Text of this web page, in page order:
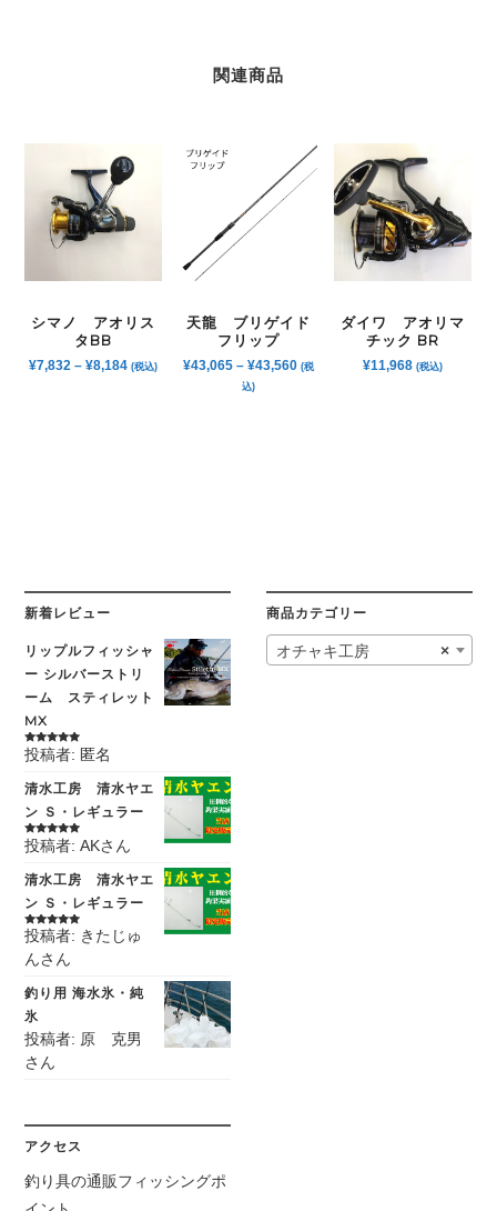
関連商品
シマノ アオリス
タBB
¥7,832 –¥8,184 (税込)
天龍 ブリゲイド
フリップ
¥43,065– ¥43,560 (税
込)
ダイワ アオリマ
チック BR
¥11,968 (税込)
新着レビュー
リップルフィッシャ
ー シルバーストリ
ーム スティレット
MX
5段階中5の
評価
投稿者: 匿名
清水工房 清水ヤエ
ン Ｓ・レギュラー
5段階中5の
評価
投稿者: AKさん
清水工房 清水ヤエ
ン Ｓ・レギュラー
5段階中5の
評価
投稿者: きたじゅ
んさん
釣り用 海水氷・純
氷
投稿者: 原 克男
さん
商品カテゴリー
×
オチャキ工房
アクセス
釣り具の通販フィッシングポ